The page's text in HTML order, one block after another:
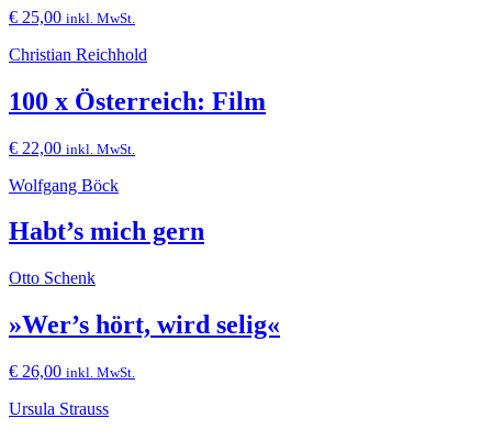
€ 25,00 inkl. MwSt.
Christian Reichhold
100 x Österreich: Film
€ 22,00 inkl. MwSt.
Wolfgang Böck
Habt’s mich gern
Otto Schenk
»Wer’s hört, wird selig«
€ 26,00 inkl. MwSt.
Ursula Strauss